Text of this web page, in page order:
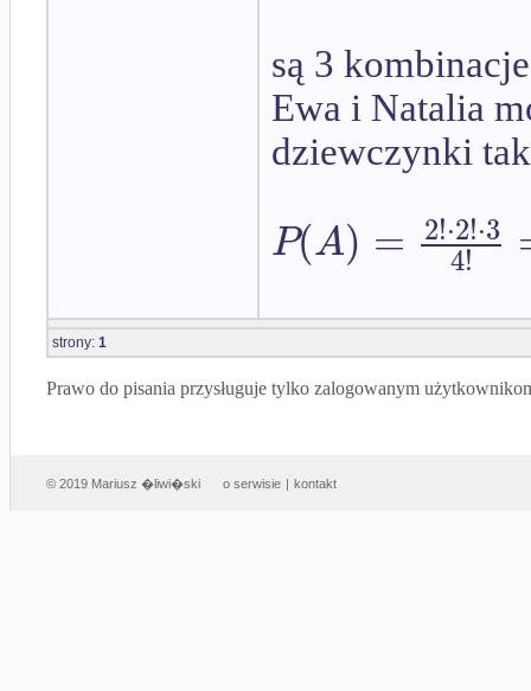
są 3
Ewa i Natalia
dziewczynki
P(A) = 2!⋅2!⋅3
4!
strony: 1
Prawo do pisania przysługuje tylko zalogowanym
© 2019 Mariusz �liwi�ski o serwisie | kontakt